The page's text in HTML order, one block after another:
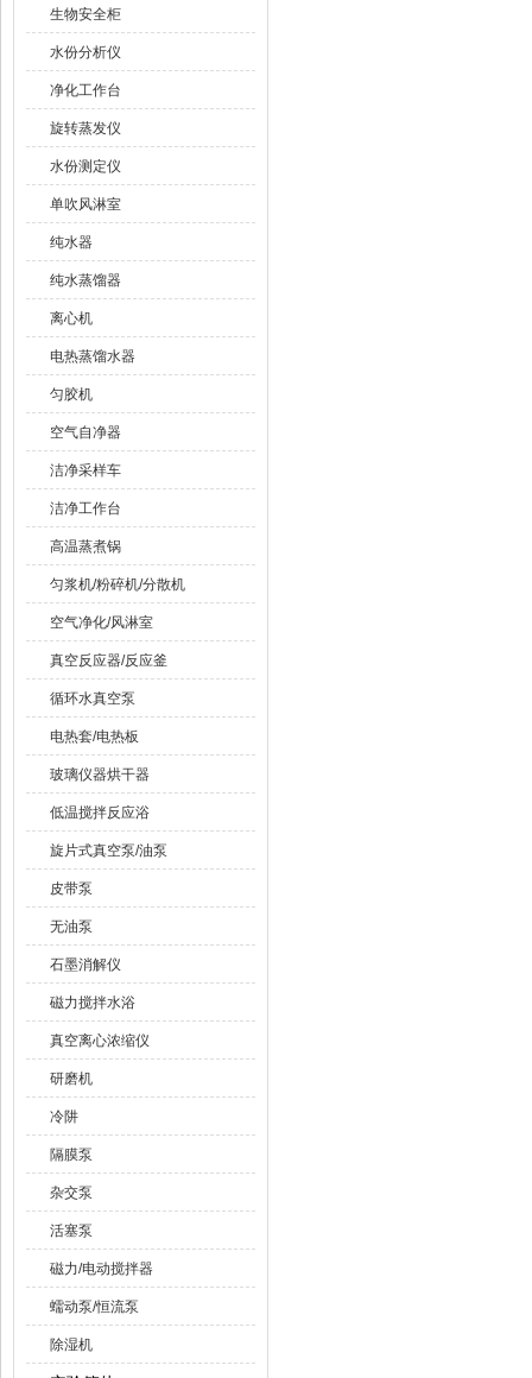
生物安全柜
水份分析仪
净化工作台
旋转蒸发仪
水份测定仪
单吹风淋室
纯水器
纯水蒸馏器
离心机
电热蒸馏水器
匀胶机
空气自净器
洁净采样车
洁净工作台
高温蒸煮锅
匀浆机/粉碎机/分散机
空气净化/风淋室
真空反应器/反应釜
循环水真空泵
电热套/电热板
玻璃仪器烘干器
低温搅拌反应浴
旋片式真空泵/油泵
皮带泵
无油泵
石墨消解仪
磁力搅拌水浴
真空离心浓缩仪
研磨机
冷阱
隔膜泵
杂交泵
活塞泵
磁力/电动搅拌器
蠕动泵/恒流泵
除湿机